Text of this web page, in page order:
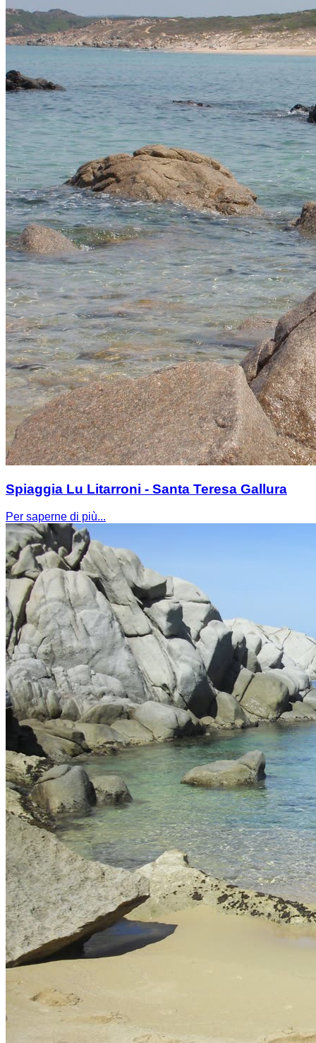
Spiaggia Lu Litarroni - Santa Teresa Gallura
Per saperne di più...